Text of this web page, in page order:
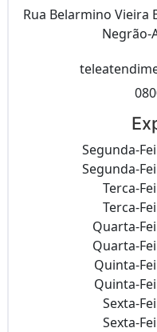
Rua Belarmino
Negrão-
Segunda-
Segunda-
Terca-
Terca-
Quarta-
Quarta-
Quinta-
Quinta-
Sexta-
Sexta-